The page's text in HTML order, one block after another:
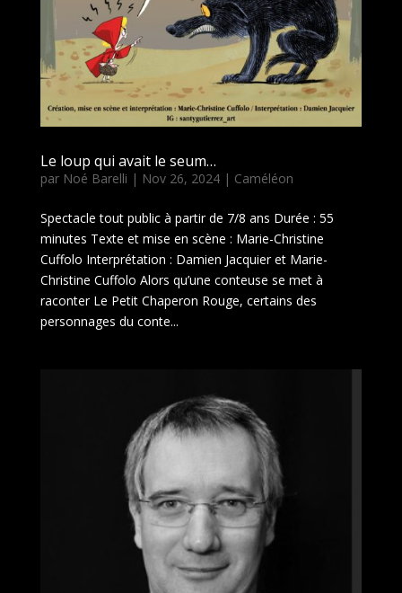
Le loup qui avait le seum…
par Noé Barelli | Nov 26, 2024| Caméléon
Spectacle tout public à partir de 7/8 ans Durée : 55
minutes Texte et mise en scène : Marie-Christine
Cuffolo Interprétation : Damien Jacquier et Marie-
Christine Cuffolo Alors qu’une conteuse se met à
raconter Le Petit Chaperon Rouge, certains des
personnages du conte...